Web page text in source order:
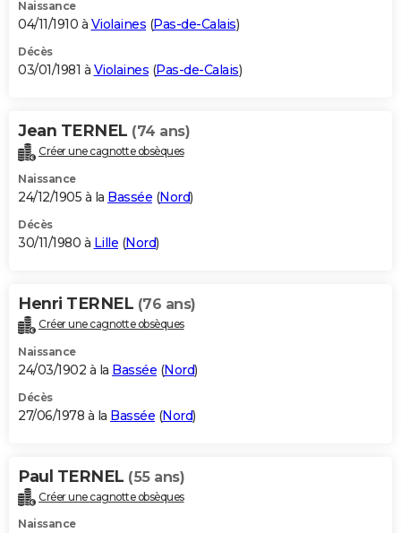
Naissance
04/11/1910 à Violaines (Pas-de-Calais)
Décès
03/01/1981 à Violaines (Pas-de-Calais)
Jean TERNEL (74 ans)
Créer une cagnotte obsèques
Naissance
24/12/1905 à la Bassée (Nord)
Décès
30/11/1980 à Lille (Nord)
Henri TERNEL (76 ans)
Créer une cagnotte obsèques
Naissance
24/03/1902 à la Bassée (Nord)
Décès
27/06/1978 à la Bassée (Nord)
Paul TERNEL (55 ans)
Créer une cagnotte obsèques
Naissance